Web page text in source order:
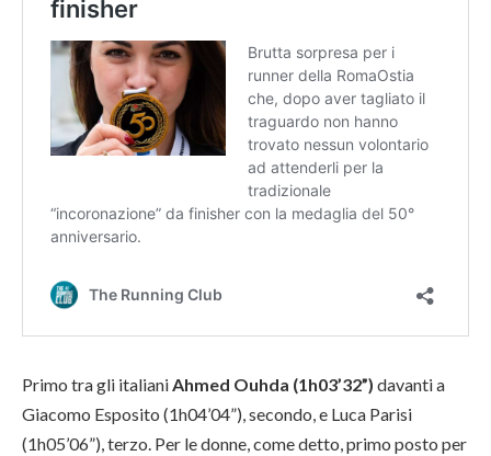
Primo tra gli italianiAhmed Ouhda (1h03’32”) davanti a
Giacomo Esposito (1h04’04”), secondo, e Luca Parisi
(1h05’06”), terzo. Per le donne, come detto, primo posto per